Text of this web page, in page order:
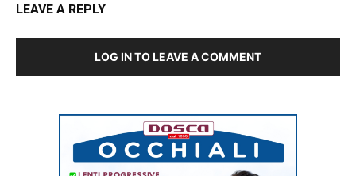
LEAVE A REPLY
LOG IN TO LEAVE A COMMENT